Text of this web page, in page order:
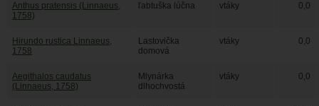
Anthus pratensis (Linnaeus,
1758)
ľabtuška lúčna vtáky 0,0
Hirundo rustica Linnaeus,
1758
Lastovička
domová
vtáky 0,0
Aegithalos caudatus
(Linnaeus, 1758)
Mlynárka
dlhochvostá
vtáky 0,0